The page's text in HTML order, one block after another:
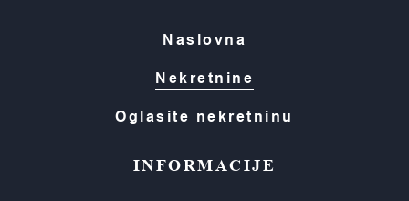
Naslovna
Nekretnine
Oglasite nekretninu
INFORMACIJE